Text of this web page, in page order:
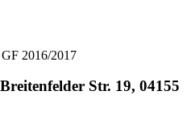
2016/2017
Breitenfelder Str. 19, 04155